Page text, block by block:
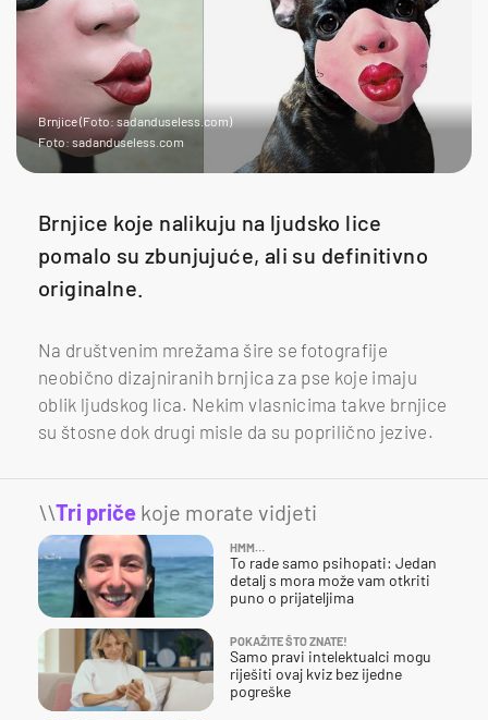
Brnjice (Foto: sadanduseless.com)
Foto: sadanduseless.com
Brnjice koje nalikuju na ljudsko lice
pomalo su zbunjujuće, ali su definitivno
originalne.
Na društvenim mrežama šire se fotografije
neobično dizajniranih brnjica za pse koje imaju
oblik ljudskog lica. Nekim vlasnicima takve brnjice
su štosne dok drugi misle da su poprilično jezive.
\\Tri priče koje morate vidjeti
HMM…
To rade samo psihopati: Jedan
detalj s mora može vam otkriti
puno o prijateljima
POKAŽITE ŠTO ZNATE!
Samo pravi intelektualci mogu
riješiti ovaj kviz bez ijedne
pogreške